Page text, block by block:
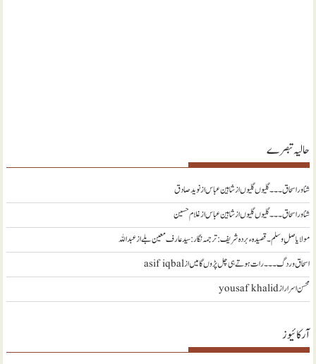
حالیہ تبصرے
شناور اسحاق ۔۔۔ گلیوں گلیوں از شاہین عباسازنويد صادق
شناور اسحاق ۔۔۔ گلیوں گلیوں از شاہین عباسازغلام حسین
مولا یا صلِ وسلم ۔قصیدہ ء بردہ شریف: ترجمہ نگار : سید عارف معین بلےازعبداللہ
اسحاق وردگ ۔۔۔ رات ہوتے ہی چل پڑوں گا میںازasif iqbal
محسن اسرارازyousaf khalid
آرکائیوز